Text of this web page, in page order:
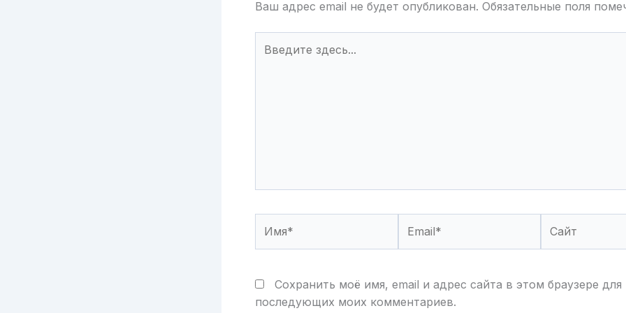
Ваш адрес email не будет опубликован. Обязательные поля
здесь...
Сохранить моё имя, email и адрес сайта в этом браузере для
последующих моих комментариев.